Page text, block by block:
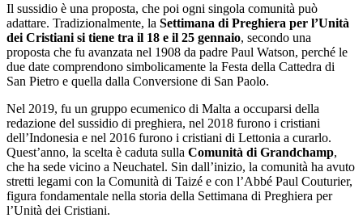
Il sussidio è una proposta, che poi ogni singola comunità può
adattare. Tradizionalmente, la Settimana di Preghiera per l’Unità
dei Cristiani si tiene tra il 18 e il 25 gennaio, secondo una
proposta che fu avanzata nel 1908 da padre Paul Watson, perché le
due date comprendono simbolicamente la Festa della Cattedra di
San Pietro e quella dalla Conversione di San Paolo.
Nel 2019, fu un gruppo ecumenico di Malta a occuparsi della
redazione del sussidio di preghiera, nel 2018 furono i cristiani
dell’Indonesia e nel 2016 furono i cristiani di Lettonia a curarlo.
Quest’anno, la scelta è caduta sulla Comunità di Grandchamp,
che ha sede vicino a Neuchatel. Sin dall’inizio, la comunità ha avuto
stretti legami con la Comunità di Taizé e con l’Abbé Paul Couturier,
figura fondamentale nella storia della Settimana di Preghiera per
l’Unità dei Cristiani.